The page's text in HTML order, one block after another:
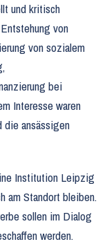
und kritisch
von
von sozialem
bei
Interesse waren
die ansässigen
Institution Leipzig
am Standort bleiben.
sollen im Dialog
werden.